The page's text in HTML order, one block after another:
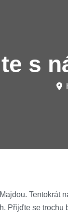
s
Tentokrát
Přijďte se trochu